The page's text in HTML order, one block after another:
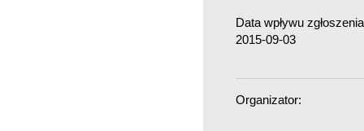
Data wpływu
2015-09-03
Organizator: